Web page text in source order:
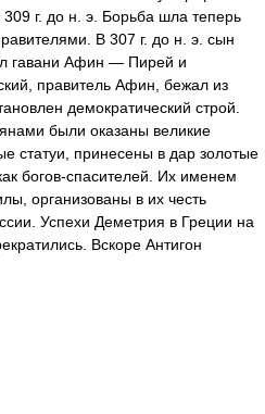
г. до н. э. Борьба шла теперь
В 307 г. до н. э. сын
гавани Афин — Пирей и
правитель Афин, бежал из
демократический строй.
были оказаны великие
статуи, принесены в дар золотые
богов-спасителей. Их именем
организованы в их честь
Успехи Деметрия в Греции на
Вскоре Антигон